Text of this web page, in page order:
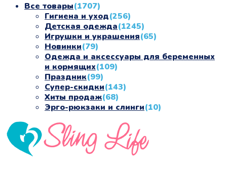
Все товары(1707)
Гигиена и уход(256)
Детская одежда(1245)
Игрушки и украшения(65)
Новинки(79)
Одежда и аксессуары для беременных
и кормящих(109)
Праздник(99)
Супер-скидки(143)
Хиты продаж(68)
Эрго-рюкзаки и слинги(10)